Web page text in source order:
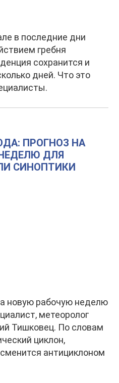
в последние дни
гребня
сохранится и
дней. Что это
ПРОГНОЗ НА
ДЛЯ
СИНОПТИКИ
новую рабочую неделю
метеоролог
Тишковец. По словам
циклон,
антициклоном